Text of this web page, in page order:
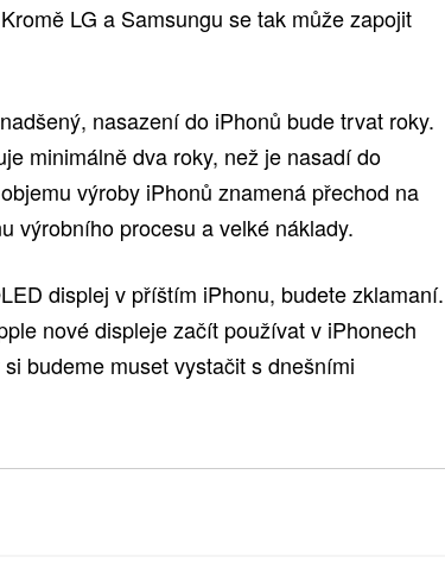
LG a Samsungu se tak může zapojit
nasazení do iPhonů bude trvat roky.
minimálně dva roky, než je nasadí do
výroby iPhonů znamená přechod na
výrobního procesu a velké náklady.
displej v příštím iPhonu, budete zklamaní.
nové displeje začít používat v iPhonech
budeme muset vystačit s dnešními